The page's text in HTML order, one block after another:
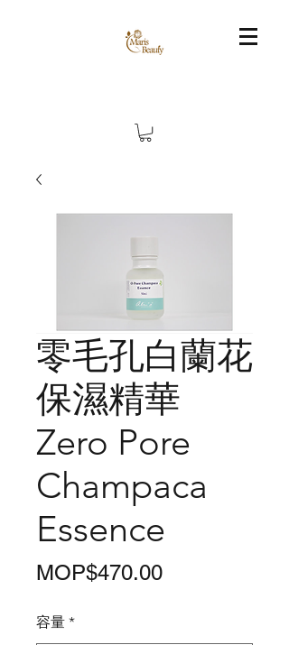
零毛孔白蘭花
保濕精華
Zero Pore
Champaca
Essence
MOP$470.00價
容量 *